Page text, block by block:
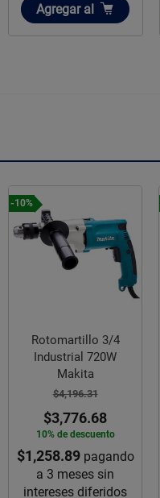
Añadir
Agregar al
-10%
Rotomartillo 3/4
Industrial 720W
Makita
$4,196.31
$3,776.68
10% de descuento
$1,258.89pagando
a 3 meses sin
intereses diferidos